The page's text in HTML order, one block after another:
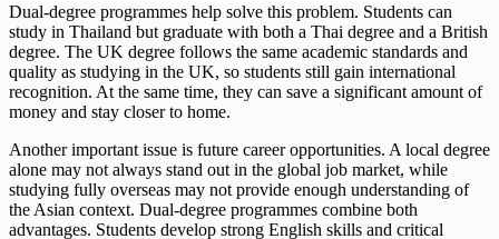
Dual-degree programmes help solve this problem. Students can
study in Thailand but graduate with both a Thai degree and a British
degree. The UK degree follows the same academic standards and
quality as studying in the UK, so students still gain international
recognition. At the same time, they can save a significant amount of
money and stay closer to home.
Another important issue is future career opportunities. A local degree
alone may not always stand out in the global job market, while
studying fully overseas may not provide enough understanding of
the Asian context. Dual-degree programmes combine both
advantages. Students develop strong English skills and critical